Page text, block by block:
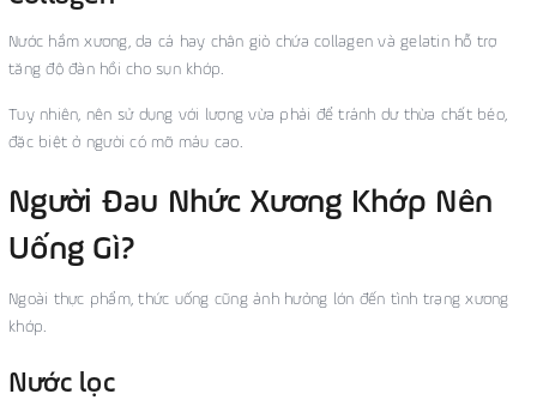
Nước hầm xương, da cá hay chân giò chứa collagen và gelatin hỗ trợ
tăng độ đàn hồi cho sụn khớp.
Tuy nhiên, nên sử dụng với lượng vừa phải để tránh dư thừa chất béo,
đặc biệt ở người có mỡ máu cao.
Người Đau Nhức Xương Khớp Nên
Uống Gì?
Ngoài thực phẩm, thức uống cũng ảnh hưởng lớn đến tình trạng xương
khớp.
Nước lọc